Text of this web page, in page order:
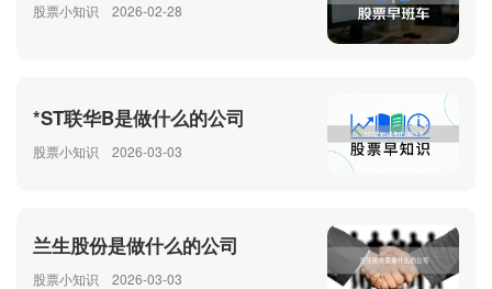
股票小知识 2026-02-28
*ST联华B是做什么的公司
股票小知识 2026-03-03
兰生股份是做什么的公司
股票小知识 2026-03-03